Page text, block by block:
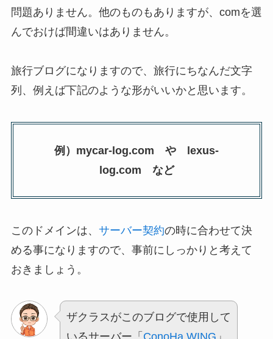
問題ありません。他のものもありますが、comを選
んでおけば間違いはありません。
旅行ブログになりますので、旅行にちなんだ文字
列、例えば下記のような形がいいかと思います。
例）mycar-log.com や lexus-
log.com など
このドメインは、 サーバー契約の時に合わせて決
める事になりますので、事前にしっかりと考えて
おきましょう。
ザクラスがこのブログで使用して